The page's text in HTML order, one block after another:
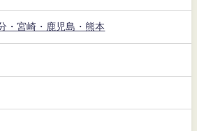
・宮崎・鹿児島・熊本